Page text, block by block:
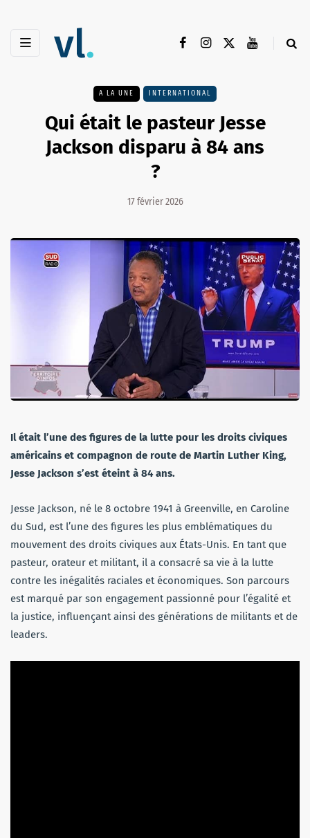
A LA UNE INTERNATIONAL
Qui était le pasteur Jesse
Jackson disparu à 84 ans
?
17 février 2026
Il était l’une des figures de la lutte pour les droits civiques
américains et compagnon de route de Martin Luther King,
Jesse Jackson s’est éteint à 84 ans.
Jesse Jackson, né le 8 octobre 1941 à Greenville, en Caroline
du Sud, est l’une des figures les plus emblématiques du
mouvement des droits civiques aux États-Unis. En tant que
pasteur, orateur et militant, il a consacré sa vie à la lutte
contre les inégalités raciales et économiques. Son parcours
est marqué par son engagement passionné pour l’égalité et
la justice, influençant ainsi des générations de militants et de
leaders.